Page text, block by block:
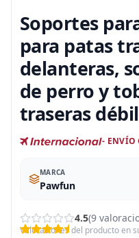
Soportes
para patas
delanteras,
de perro y
traseras
- ENVÍO
MARCA
Pawfun
4.5(9
Valoraciones del producto en